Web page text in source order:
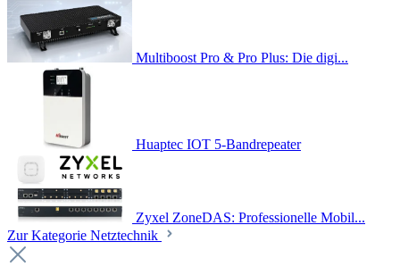
Multiboost Pro & Pro Plus: Die digi...
Huaptec IOT 5-Bandrepeater
Zyxel ZoneDAS: Professionelle Mobil...
Zur Kategorie Netztechnik